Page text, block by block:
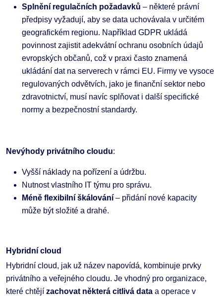
Splnění regulačních požadavků – některé právní
předpisy vyžadují, aby se data uchovávala v určitém
geografickém regionu. Například GDPR ukládá
povinnost zajistit adekvátní ochranu osobních údajů
evropských občanů, což v praxi často znamená
ukládání dat na serverech v rámci EU. Firmy ve vysoce
regulovaných odvětvích, jako je finanční sektor nebo
zdravotnictví, musí navíc splňovat i další specifické
normy a bezpečnostní standardy.
Nevýhody privátního cloudu:
Vyšší náklady na pořízení a údržbu.
Nutnost vlastního IT týmu pro správu.
Méně flexibilní škálování – přidání nové kapacity
může být složité a drahé.
Hybridní cloud
Hybridní cloud, jak už název napovídá, kombinuje prvky
privátního a veřejného cloudu. Je vhodný pro organizace,
které chtějí zachovat některá citlivá data a operace v